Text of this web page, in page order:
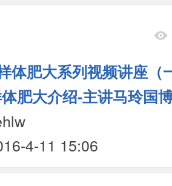
体肥大系列视频讲座（
肥大介绍-主讲马玲国
4-11 15:06